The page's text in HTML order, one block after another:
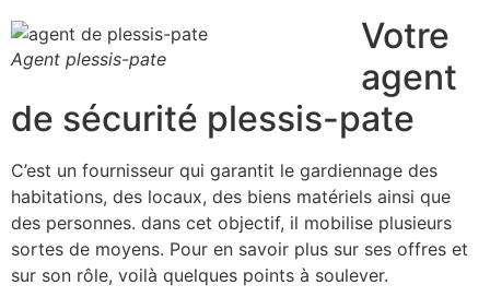
Agent plessis-pate
Votre
agent
de sécurité plessis-pate
C’est un fournisseur qui garantit le gardiennage des
habitations, des locaux, des biens matériels ainsi que
des personnes. dans cet objectif, il mobilise plusieurs
sortes de moyens. Pour en savoir plus sur ses offres et
sur son rôle, voilà quelques points à soulever.